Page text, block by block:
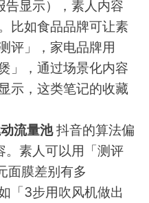
告显示），素人内容
比如食品品牌可让素
评」，家电品牌用
」，通过场景化内容
示，这类笔记的收藏
流量池抖音的算法偏
。素人可以用「测评
面膜差别有多
「3步用吹风机做出